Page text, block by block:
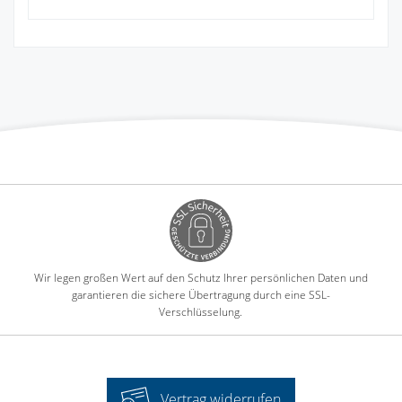
Wir legen großen Wert auf den Schutz Ihrer persönlichen Daten und
garantieren die sichere Übertragung durch eine SSL-
Verschlüsselung.